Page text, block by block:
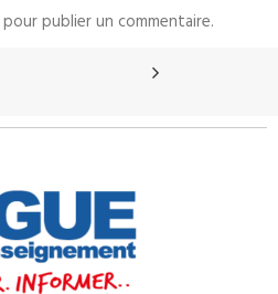
pour publier un commentaire.